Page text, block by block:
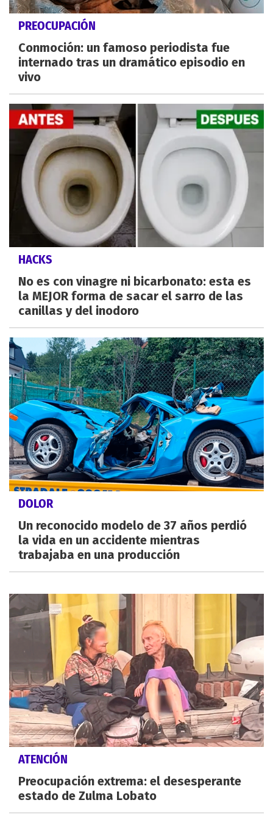
PREOCUPACIÓN
Conmoción: un famoso periodista fue
internado tras un dramático episodio en
vivo
HACKS
No es con vinagre ni bicarbonato: esta es
la MEJOR forma de sacar el sarro de las
canillas y del inodoro
DOLOR
Un reconocido modelo de 37 años perdió
la vida en un accidente mientras
trabajaba en una producción
ATENCIÓN
Preocupación extrema: el desesperante
estado de Zulma Lobato